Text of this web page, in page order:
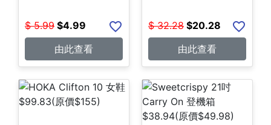
$ 5.99 $4.99
由此查看
$ 32.28 $20.28
由此查看